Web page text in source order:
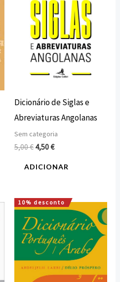
Dicionário de Siglas e
Abreviaturas Angolanas
Sem categoria
5,00€ 4,50€
ADICIONAR
10% desconto
O
preço
original
era:
28,00 €.
O
preço
atual
é:
25,20 €.